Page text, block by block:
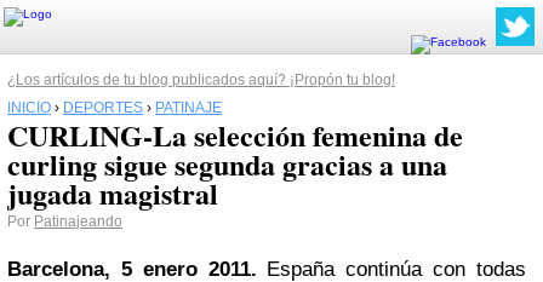
¿Los artículos de tu blog publicados aquí? ¡Propón tu blog!
INICIO › DEPORTES › PATINAJE
CURLING-La selección femenina de
curling sigue segunda gracias a una
jugada magistral
Por Patinajeando
Barcelona, 5 enero 2011. España continúa con todas